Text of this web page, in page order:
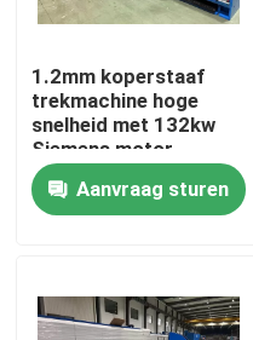
Producten
1.2mm koperstaaf
trekmachine hoge
snelheid met 132kw
Siemens motor
Aanvraag sturen